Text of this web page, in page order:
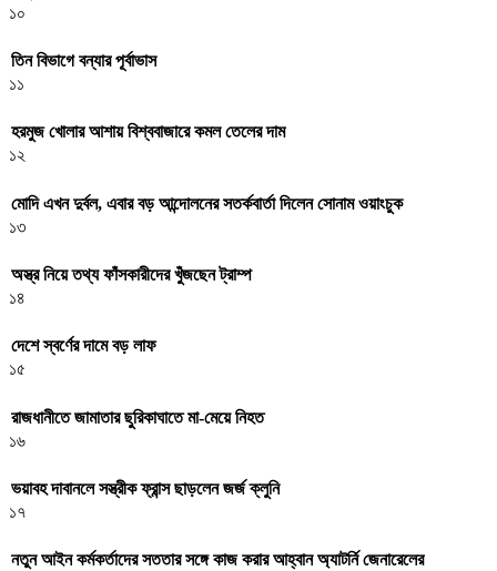
১০
তিন বিভাগে বন্যার পূর্বাভাস
১১
হরমুজ খোলার আশায় বিশ্ববাজারে কমল তেলের দাম
১২
মোদি এখন দুর্বল, এবার বড় আন্দোলনের সতর্কবার্তা দিলেন সোনাম ওয়াংচুক
১৩
অস্ত্র নিয়ে তথ্য ফাঁসকারীদের খুঁজছেন ট্রাম্প
১৪
দেশে স্বর্ণের দামে বড় লাফ
১৫
রাজধানীতে জামাতার ছুরিকাঘাতে মা-মেয়ে নিহত
১৬
ভয়াবহ দাবানলে সস্ত্রীক ফ্রান্স ছাড়লেন জর্জ ক্লুনি
১৭
নতুন আইন কর্মকর্তাদের সততার সঙ্গে কাজ করার আহ্বান অ্যাটর্নি জেনারেলের